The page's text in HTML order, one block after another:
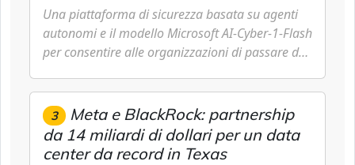
Una piattaforma di sicurezza basata su agenti
autonomi e il modello Microsoft AI-Cyber-1-Flash
per consentire alle organizzazioni di passare da
continua del rischio.
3 Meta e BlackRock: partnership
da 14 miliardi di dollari per un data
center da record in Texas